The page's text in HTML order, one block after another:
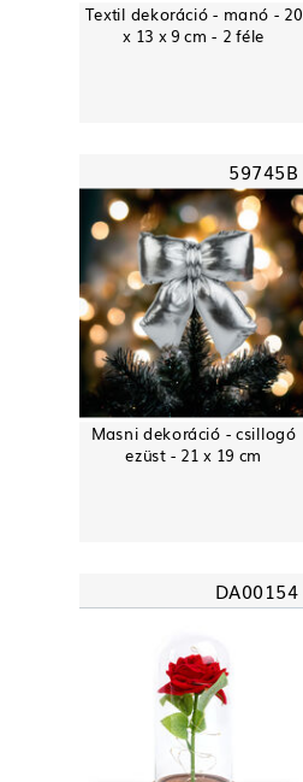
Textil dekoráció - manó - 20
x 13 x 9 cm - 2 féle
59745B
Masni dekoráció - csillogó
ezüst - 21 x 19 cm
DA00154